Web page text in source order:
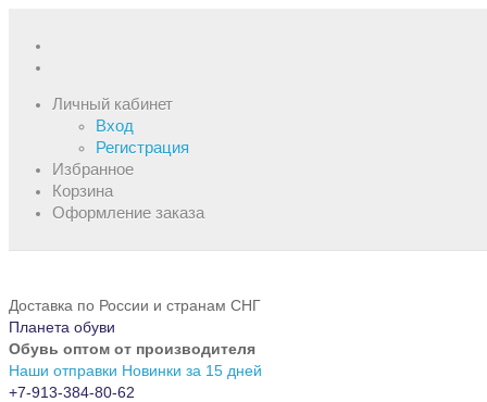
Личный кабинет
Вход
Регистрация
Избранное
Корзина
Оформление заказа
Доставка по России и странам СНГ
Планета обуви
Обувь оптом от производителя
Наши отправки Новинки за 15 дней
+7-913-384-80-62